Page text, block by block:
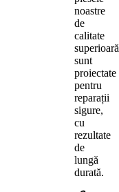
noastre
de
calitate
superioară
sunt
proiectate
pentru
reparații
sigure,
cu
rezultate
de
lungă
durată.